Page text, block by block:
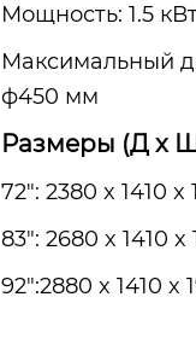
Мощность: 1.5
Максимальный
ф450 мм
Размеры (Д x
72": 2380 x 1410 x
83": 2680 x 1410 x
92":2880 x 1410 x